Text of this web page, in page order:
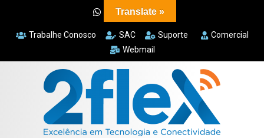
Trabalhe Conosco SAC Suporte
Comercial
Webmail
Translate »